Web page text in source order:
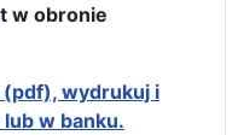
w obronie
wydrukuj i
lub w banku.